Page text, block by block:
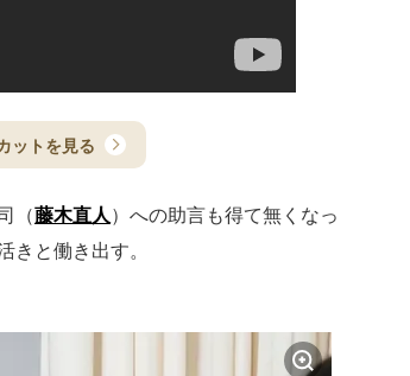
ットを見る
（藤木直人）への助言も得て無くなっ
と働き出す。